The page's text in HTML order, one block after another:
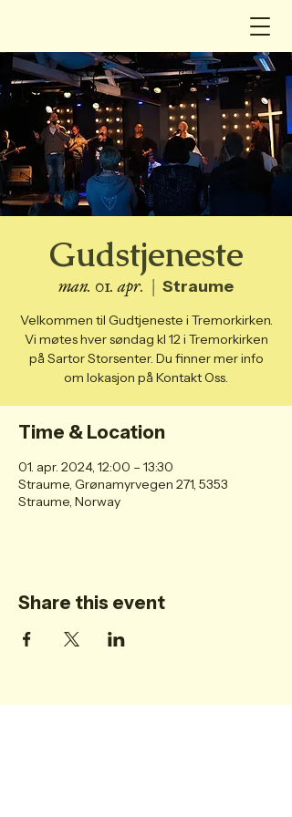
Gudstjeneste
man. 01. apr.
  |
Straume
Velkommen til Gudtjeneste i Tremorkirken.
Vi møtes hver søndag kl 12 i Tremorkirken
på Sartor Storsenter. Du finner mer info
om lokasjon på Kontakt Oss.
Time & Location
01. apr. 2024, 12:00 – 13:30
Straume, Grønamyrvegen 271, 5353
Straume, Norway
Share this event